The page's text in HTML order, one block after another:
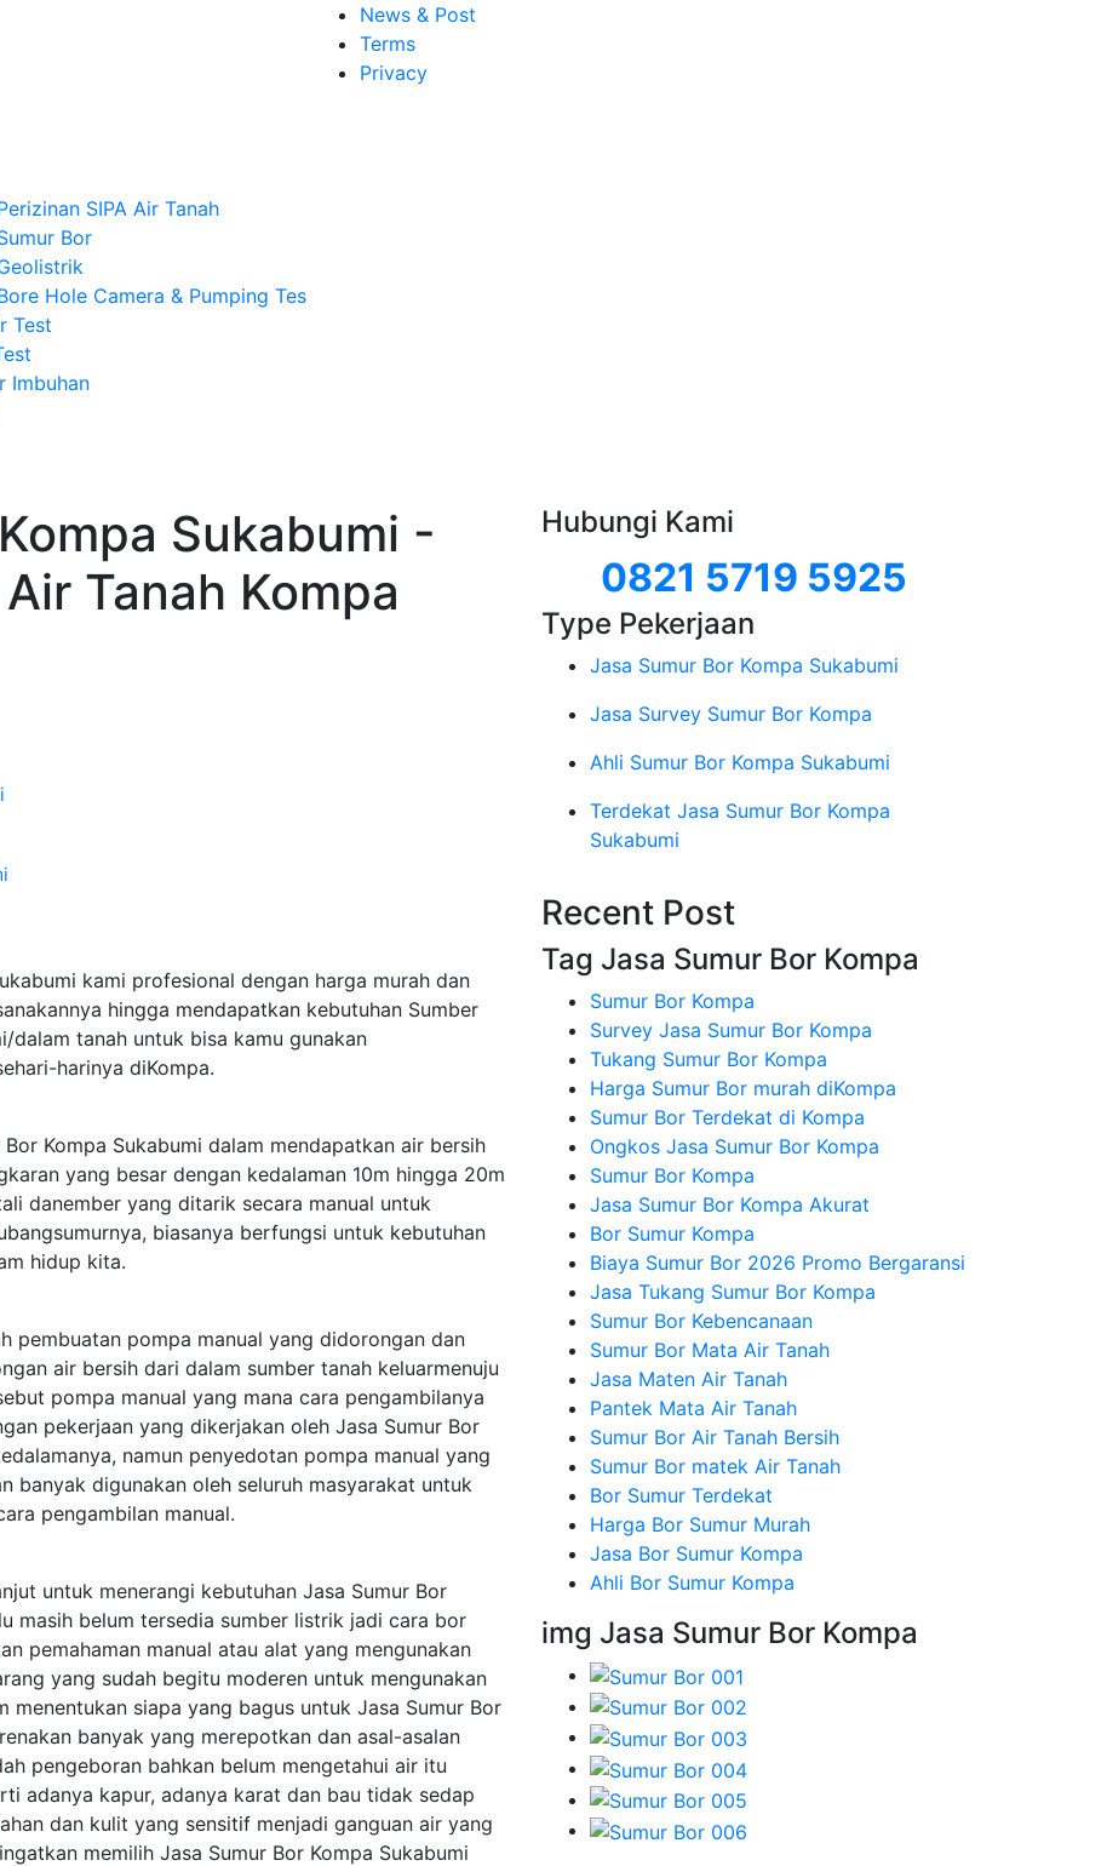
News & Post
Terms
Privacy
SIPA Air Tanah
Bor
Hole Camera & Pumping Tes
Test
Imbuhan
Sukabumi -
Tanah Kompa
kami profesional dengan harga murah dan
hingga mendapatkan kebutuhan Sumber
dalam tanah untuk bisa kamu gunakan
harinya diKompa.
Kompa Sukabumi dalam mendapatkan air bersih
yang besar dengan kedalaman 10m hingga 20m
danember yang ditarik secara manual untuk
biasanya berfungsi untuk kebutuhan
hidup kita.
pembuatan pompa manual yang didorongan dan
air bersih dari dalam sumber tanah keluarmenuju
pompa manual yang mana cara pengambilanya
pekerjaan yang dikerjakan oleh Jasa Sumur Bor
namun penyedotan pompa manual yang
banyak digunakan oleh seluruh masyarakat untuk
pengambilan manual.
untuk menerangi kebutuhan Jasa Sumur Bor
masih belum tersedia sumber listrik jadi cara bor
pemahaman manual atau alat yang mengunakan
yang sudah begitu moderen untuk mengunakan
menentukan siapa yang bagus untuk Jasa Sumur Bor
banyak yang merepotkan dan asal-asalan
pengeboran bahkan belum mengetahui air itu
adanya kapur, adanya karat dan bau tidak sedap
dan kulit yang sensitif menjadi ganguan air yang
memilih Jasa Sumur Bor Kompa Sukabumi
Hubungi Kami
0821 5719 5925
Type Pekerjaan
Jasa Sumur Bor Kompa Sukabumi
Jasa Survey Sumur Bor Kompa
Ahli Sumur Bor Kompa Sukabumi
Terdekat Jasa Sumur Bor Kompa
Sukabumi
Recent Post
Tag Jasa Sumur Bor Kompa
Sumur Bor Kompa
Survey Jasa Sumur Bor Kompa
Tukang Sumur Bor Kompa
Harga Sumur Bor murah diKompa
Sumur Bor Terdekat di Kompa
Ongkos Jasa Sumur Bor Kompa
Sumur Bor Kompa
Jasa Sumur Bor Kompa Akurat
Bor Sumur Kompa
Biaya Sumur Bor 2026 Promo Bergaransi
Jasa Tukang Sumur Bor Kompa
Sumur Bor Kebencanaan
Sumur Bor Mata Air Tanah
Jasa Maten Air Tanah
Pantek Mata Air Tanah
Sumur Bor Air Tanah Bersih
Sumur Bor matek Air Tanah
Bor Sumur Terdekat
Harga Bor Sumur Murah
Jasa Bor Sumur Kompa
Ahli Bor Sumur Kompa
img Jasa Sumur Bor Kompa